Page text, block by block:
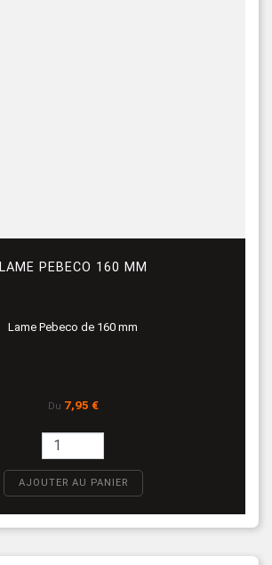
LAME PEBECO 160 MM
Lame Pebeco de 160 mm
Du Prix
7,95 €
AJOUTER AU PANIER